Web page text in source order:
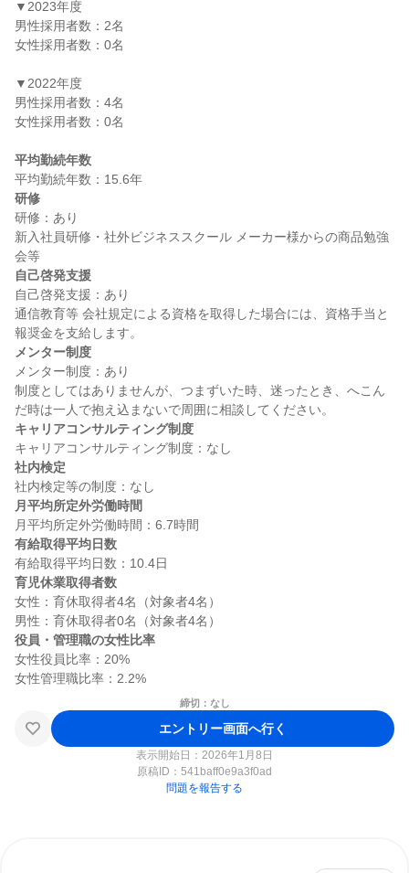
▼2023年度
男性採用者数：2名
女性採用者数：0名
▼2022年度
男性採用者数：4名
女性採用者数：0名
平均勤続年数
研修
研修：あり
新入社員研修・社外ビジネススクール メーカー様からの商品勉強
自己啓発支援
自己啓発支援：あり
通信教育等 会社規定による資格を取得した場合には、資格手当と
メンター制度
メンター制度：あり
制度としてはありませんが、つまずいた時、迷ったとき、へこん
キャリアコンサルティング制度
社内検定
月平均所定外労働時間
有給取得平均日数
育児休業取得者数
女性：育休取得者4名（対象者4名）
役員・管理職の女性比率
女性役員比率：20%
締切：なし
エントリー画面へ行く
表示開始日：2026年1月8日
原稿ID： 541baff0e9a3f0ad
問題を報告する